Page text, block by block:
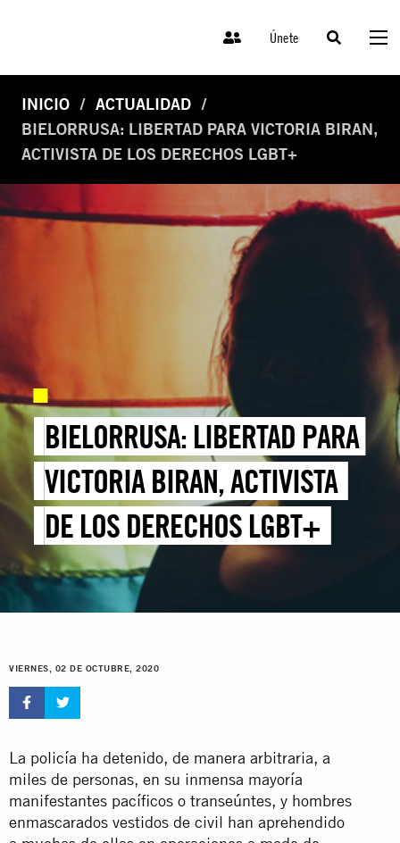
Únete
INICIO
ACTUALIDAD
BIELORRUSA: LIBERTAD PARA VICTORIA BIRAN,
ACTIVISTA DE LOS DERECHOS LGBT+
BIELORRUSA: LIBERTAD PARA
VICTORIA BIRAN, ACTIVISTA
DE LOS DERECHOS LGBT+
VIERNES, 02 DE OCTUBRE, 2020
La policía ha detenido, de manera arbitraria, a
miles de personas, en su inmensa mayoría
manifestantes pacíficos o transeúntes, y hombres
enmascarados vestidos de civil han aprehendido